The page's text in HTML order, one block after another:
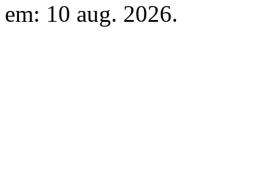
em: 10 aug. 2026.